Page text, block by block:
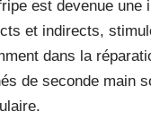
est devenue
et indirects,
dans la
de seconde main